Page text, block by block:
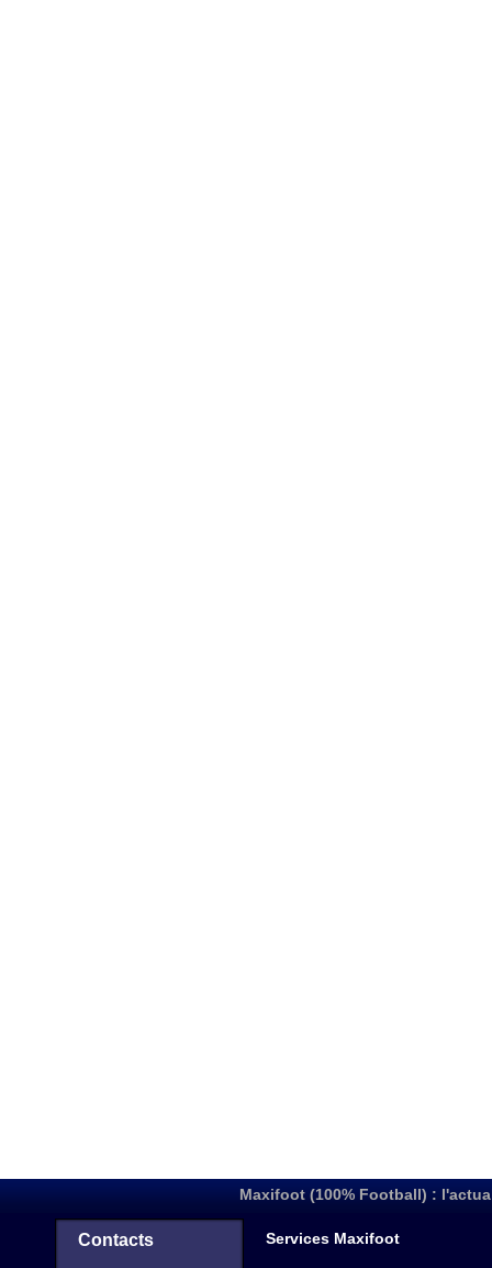
Maxifoot (100% Football) :
Contacts Services Maxifoot